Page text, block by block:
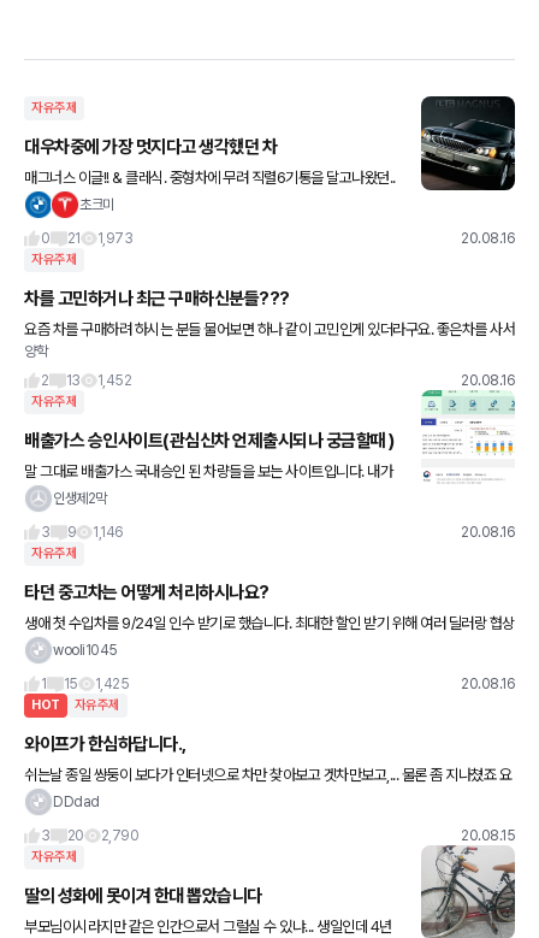
자유주제
대우차중에 가장 멋지다고 생각했던 차
매그너스 이글!! & 클레식. 중형차에 무려 직렬6기통을 달고나왔던..
그당시만 해도, 이글은 정말 스포티하고 강렬하게 나왔던것같아요.
초크미
0
21 1,973 20.08.16
자유주제
차를 고민하거나 최근 구매하신분들???
요즘 차를 구매하려 하시는 분들 물어보면 하나 같이 고민인게 있더라구요. 좋은차를 사서
오래 탈거다 아니면 대충 중고차 혹은 가성비차를 사서 몇년 타고다니다가 아낀돈으로 전
기차 인프라가 활발해질꺼니
양학
2
13 1,452 20.08.16
자유주제
배출가스 승인사이트(관심신차 언제출시되나 궁금할때 )
말 그대로 배출가스 국내승인 된 차량들을 보는 사이트입니다. 내가
원하는 차종이 국내배출가스 승인이 완료되었는지 확인하는 사이트
인생제2막
3
9 1,146 20.08.16
자유주제
타던 중고차는 어떻게 처리하시나요?
생애 첫 수입차를 9/24일 인수 받기로 했습니다. 최대한 할인 받기 위해 여러 딜러랑 협상
도 많이 했고 그래서 다른분들 보다 좀더 받을거 같습니다. 그런데 인수날짜가 다가오면서
wooli1045
1
15 1,425 20.08.16
HOT 자유주제
와이프가 한심하답니다.,
쉬는날 종일 쌍둥이 보다가 인터넷으로 차만 찾아보고 겟차만보고,... 물론 좀 지나쳤죠 요
즘., 근데 맘 확상하네요... 늦은밤 주저리떱니다^^;;
DDdad
3
20 2,790 20.08.15
자유주제
딸의 성화에 못이겨 한대 뽑았습니다
부모님이시라지만 같은 인간으로서 그럴실 수 있냐... 생일인데 4년